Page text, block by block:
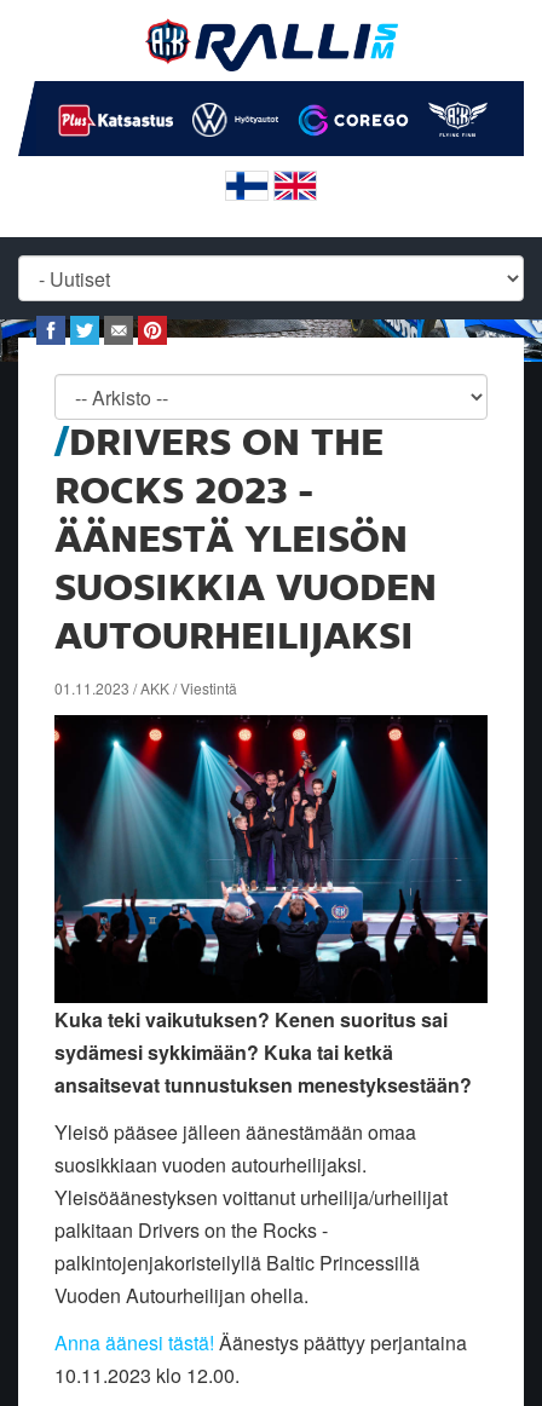
DRIVERS ON THE
ROCKS 2023 -
ÄÄNESTÄ YLEISÖN
SUOSIKKIA VUODEN
AUTOURHEILIJAKSI
01.11.2023 / AKK / Viestintä
Kuka teki vaikutuksen? Kenen suoritus sai
sydämesi sykkimään? Kuka tai ketkä
ansaitsevat tunnustuksen menestyksestään?
Yleisö pääsee jälleen äänestämään omaa
suosikkiaan vuoden autourheilijaksi.
Yleisöäänestyksen voittanut urheilija/urheilijat
palkitaan Drivers on the Rocks -
palkintojenjakoristeilyllä Baltic Princessillä
Vuoden Autourheilijan ohella.
Anna äänesi tästä! Äänestys päättyy perjantaina
10.11.2023 klo 12.00.